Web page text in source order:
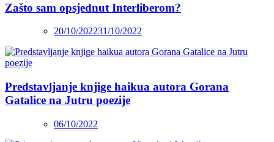
Zašto sam opsjednut Interliberom?
20/10/202231/10/2022
Predstavljanje knjige haikua autora Gorana
Gatalice na Jutru poezije
06/10/2022